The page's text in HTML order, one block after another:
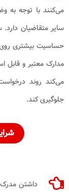
می‌کنند با توجه به
سایر متقاضیان
حساسیت بیشتری روی
مدارک معتبر و قابل‌
می‌کند روند
جلوگیری کند.
داشتن مدرک